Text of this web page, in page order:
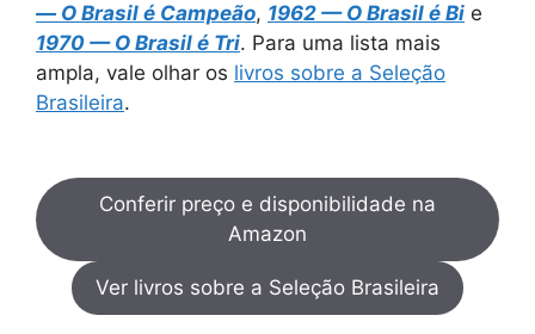
— O Brasil é Campeão, 1962 — O Brasil é Bi e
1970 — O Brasil é Tri. Para uma lista mais
ampla, vale olhar os livros sobre a Seleção
Brasileira.
Conferir preço e disponibilidade na
Amazon
Ver livros sobre a Seleção Brasileira